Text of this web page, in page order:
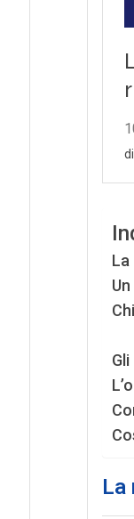
La
La